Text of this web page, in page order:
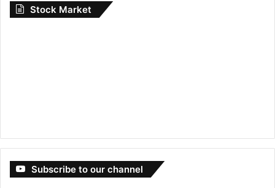
Stock Market
Subscribe to our channel